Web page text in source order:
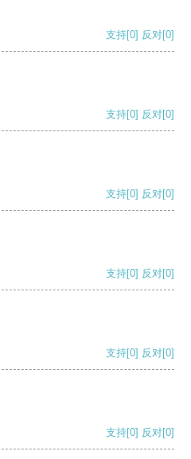
支持[0] 反对[0]
支持[0] 反对[0]
支持[0] 反对[0]
支持[0] 反对[0]
支持[0] 反对[0]
支持[0] 反对[0]